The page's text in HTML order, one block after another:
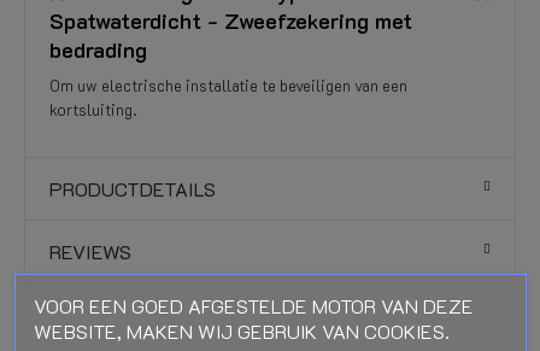
Spatwaterdicht - Zweefzekering met
bedrading
Om uw electrische installatie te beveiligen van een
kortsluiting.
PRODUCTDETAILS
REVIEWS
VOOR EEN GOED AFGESTELDE MOTOR VAN DEZE
WEBSITE, MAKEN WIJ GEBRUIK VAN COOKIES.